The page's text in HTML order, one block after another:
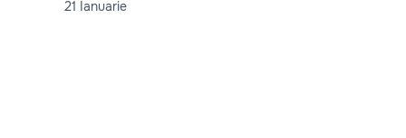
21 Ianuarie
Wars